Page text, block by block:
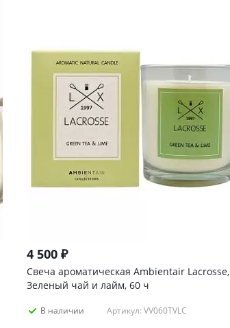
4 500₽
Свеча ароматическая Ambientair Lacrosse,
Зеленый чай и лайм, 60 ч
В наличии Артикул: VV060TVLC